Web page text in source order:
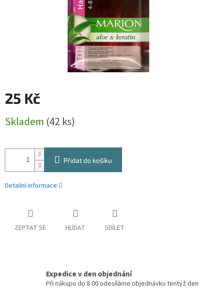
25 Kč
cena:
Skladem (42 ks)
Přidat do košíku
Detailní informace
ZEPTAT SE HLÍDAT SDÍLET
Expedice v den objednání
Při nákupu do 8:00 odesíláme objednávku tentýž den